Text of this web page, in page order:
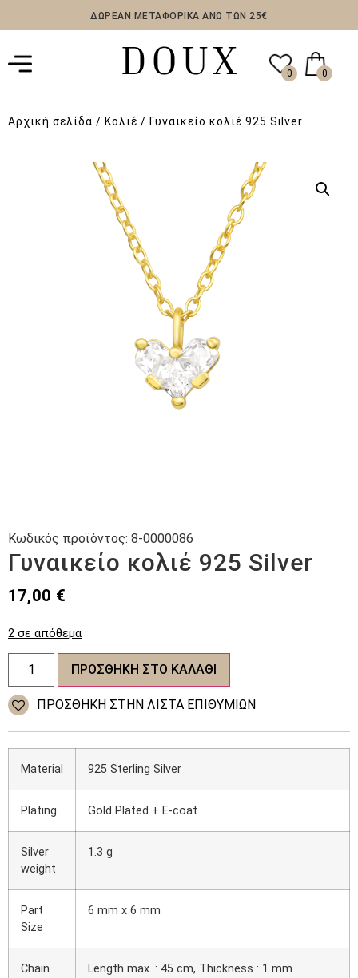
ΔΩΡΕΑΝ ΜΕΤΑΦΟΡΙΚΑ ΑΝΩ ΤΩΝ 25€
0 0
Αρχική σελίδα / Κολιέ / Γυναικείο κολιέ 925 Silver
Γυναικείο κολιέ 925 Silver
17,00 €
Material 925 Sterling Silver
Plating Gold Plated + E-coat
Silver
weight
1.3 g
Part
Size
6 mm x 6 mm
Chain Length max. : 45 cm, Thickness : 1 mm
2 σε απόθεμα
Γυναικείο
κολιέ
925
Silver
ποσότητα
ΠΡΟΣΘΉΚΗ ΣΤΟ ΚΑΛΆΘΙ
ΠΡΌΣΘΉΚΗ ΣΤΗΝ ΛΊΣΤΑ ΕΠΙΘΥΜΙΏΝ
Κωδικός προϊόντος: 8-0000086